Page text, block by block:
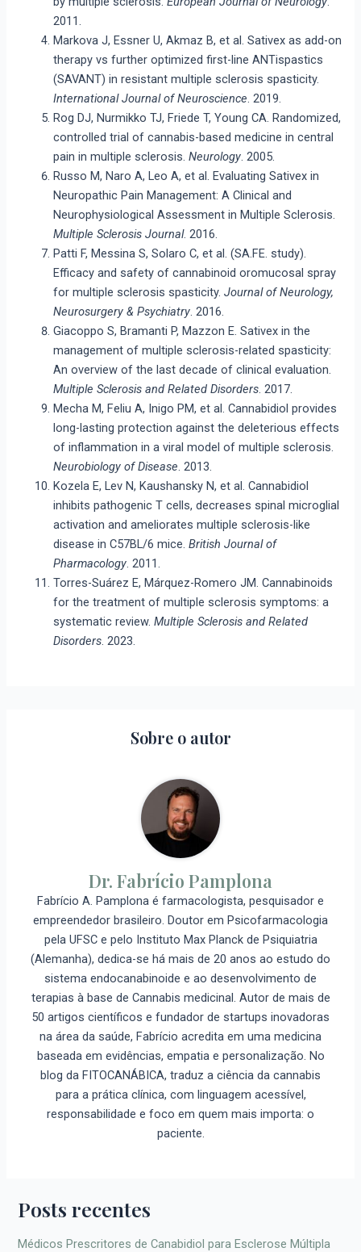
2011.
Markova J, Essner U, Akmaz B, et al. Sativex as add-on
therapy vs further optimized first-line ANTispastics
(SAVANT) in resistant multiple sclerosis spasticity.
International Journal of Neuroscience. 2019.
Rog DJ, Nurmikko TJ, Friede T, Young CA. Randomized,
controlled trial of cannabis-based medicine in central
pain in multiple sclerosis.Neurology. 2005.
Russo M, Naro A, Leo A, et al. Evaluating Sativex in
Neuropathic Pain Management: A Clinical and
Neurophysiological Assessment in Multiple Sclerosis.
Multiple Sclerosis Journal. 2016.
Patti F, Messina S, Solaro C, et al. (SA.FE. study).
Efficacy and safety of cannabinoid oromucosal spray
for multiple sclerosis spasticity.Journal of Neurology,
Neurosurgery & Psychiatry. 2016.
Giacoppo S, Bramanti P, Mazzon E. Sativex in the
management of multiple sclerosis-related spasticity:
An overview of the last decade of clinical evaluation.
Multiple Sclerosis and Related Disorders. 2017.
Mecha M, Feliu A, Inigo PM, et al. Cannabidiol provides
long-lasting protection against the deleterious effects
of inflammation in a viral model of multiple sclerosis.
Neurobiology of Disease. 2013.
Kozela E, Lev N, Kaushansky N, et al. Cannabidiol
inhibits pathogenic T cells, decreases spinal microglial
activation and ameliorates multiple sclerosis-like
disease in C57BL/6 mice.British Journal of
Pharmacology. 2011.
Torres-Suárez E, Márquez-Romero JM. Cannabinoids
for the treatment of multiple sclerosis symptoms: a
systematic review.Multiple Sclerosis and Related
Disorders. 2023.
Sobre o autor
Dr. Fabrício Pamplona
Fabrício A. Pamplona é farmacologista, pesquisador e
empreendedor brasileiro. Doutor em Psicofarmacologia
pela UFSC e pelo Instituto Max Planck de Psiquiatria
(Alemanha), dedica-se há mais de 20 anos ao estudo do
sistema endocanabinoide e ao desenvolvimento de
terapias à base de Cannabis medicinal. Autor de mais de
50 artigos científicos e fundador de startups inovadoras
na área da saúde, Fabrício acredita em uma medicina
baseada em evidências, empatia e personalização. No
blog da FITOCANÁBICA, traduz a ciência da cannabis
para a prática clínica, com linguagem acessível,
responsabilidade e foco em quem mais importa: o
paciente.
Posts recentes
Médicos Prescritores de Canabidiol para Esclerose Múltipla